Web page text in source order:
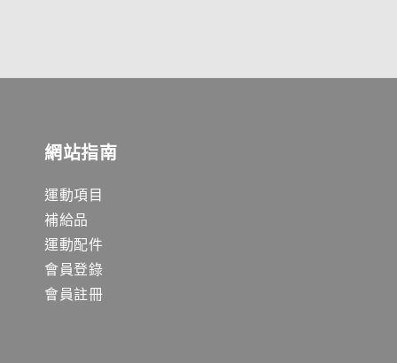
網站指南
運動項目
補給品
運動配件
會員登錄
會員註冊